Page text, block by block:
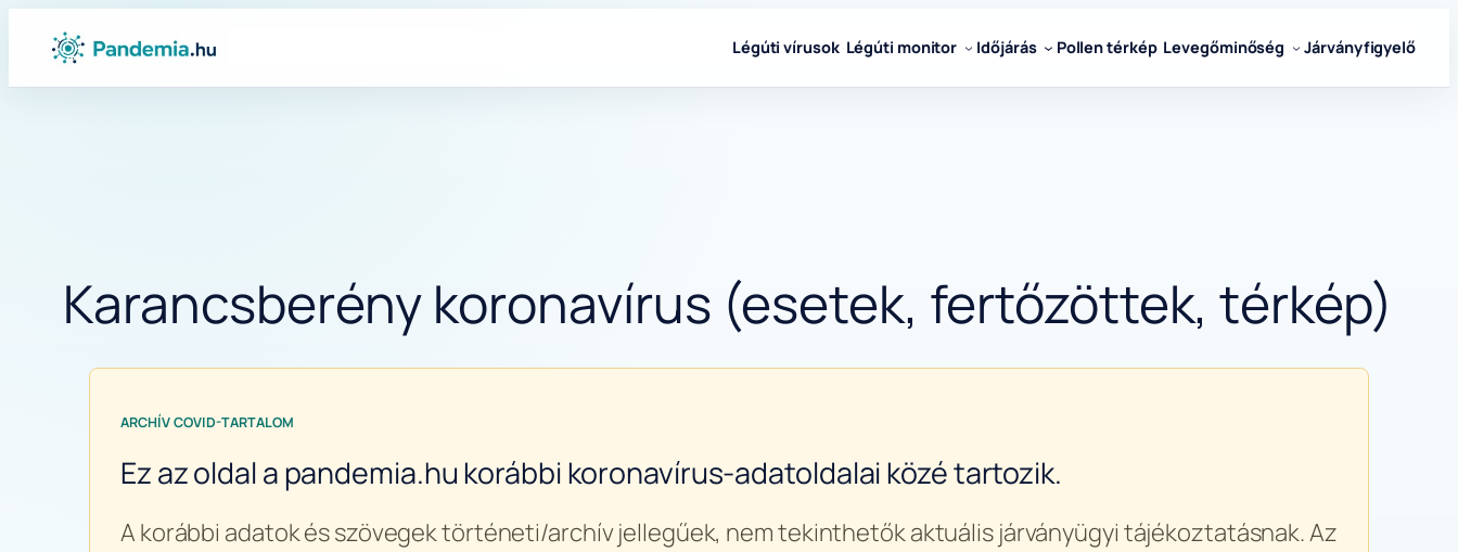
Ugrás
tartalomhoz
Légúti vírusok Légúti monitor Időjárás Pollen térkép Levegőminőség Járványfigyelő
Karancsberény koronavírus (esetek, fertőzöttek, térkép)
ARCHÍV COVID-TARTALOM
Ez az oldal a pandemia.hu korábbi koronavírus-adatoldalai közé tartozik.
A korábbi adatok és szövegek történeti/archív jellegűek, nem tekinthetők aktuális járványügyi tájékoztatásnak. Az